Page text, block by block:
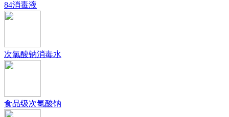
84消毒液
次氯酸钠消毒水
食品级次氯酸钠